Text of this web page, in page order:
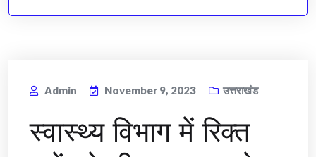
Admin November 9, 2023 उत्तराखंड
स्वास्थ्य विभाग में रिक्त